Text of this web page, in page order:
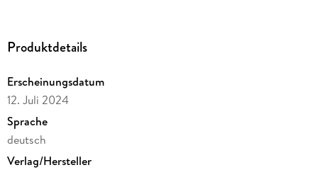
Passform: Etwas kürzer und enger geschnitten Geschlecht:
Unisex; Saison: Frühling, Sommer, Herbst, Winter;
Handwäsche); Materialien: 70% Polyacryl, 30% Polyester
Produktdetails
Erscheinungsdatum
12. Juli 2024
Sprache
deutsch
Verlag/Hersteller